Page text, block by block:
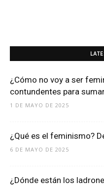
¿Cómo no voy a ser
contundentes para
1 DE MAYO DE 2025
¿Qué es el feminismo?
6 DE MAYO DE 2025
¿Dónde están los